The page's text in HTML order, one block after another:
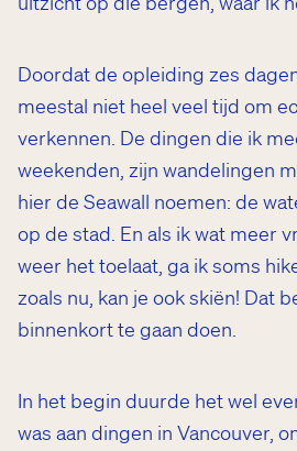
Doordat de opleiding zes
meestal niet heel veel tijd om
verkennen. De dingen die ik
weekenden, zijn wandelingen
hier de Seawall noemen: de
op de stad. En als ik wat meer
weer het toelaat, ga ik soms
zoals nu, kan je ook skiën! Dat
binnenkort te gaan doen.
In het begin duurde het wel
was aan dingen in Vancouver,